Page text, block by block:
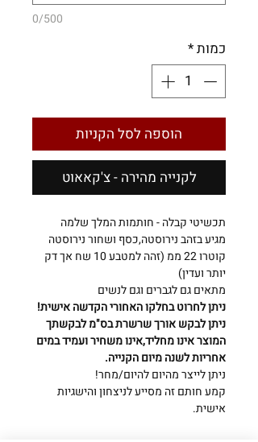
0/500
כמות*
הוספה לסל הקניות
לקנייה מהירה - צ'קאאוט
תכשיטי קבלה - חותמות המלך שלמה
מגיע בזהב נירוסטה,כסף ושחור נירוסטה
קוטרו 22 ממ (זהה למטבע 10 שח אך דק
יותר ועדין)
מתאים גם לגברים וגם לנשים
ניתן לחרוט בחלקו האחורי הקדשה אישית!
ניתן לבקש אורך שרשרת בס"מ לבקשתך
המוצר אינו מחליד,אינו משחיר ועמיד במים
אחריות לשנה מיום הקנייה.
ניתן לייצר מהיום להיום/מחר!
קמע חותם זה מסייע לניצחון והישגיות
אישית.